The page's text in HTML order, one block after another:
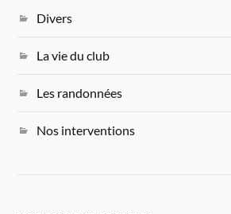
Divers
La vie du club
Les randonnées
Nos interventions